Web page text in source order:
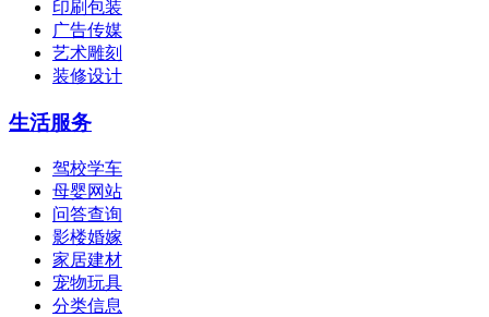
印刷包装
广告传媒
艺术雕刻
装修设计
生活服务
驾校学车
母婴网站
问答查询
影楼婚嫁
家居建材
宠物玩具
分类信息